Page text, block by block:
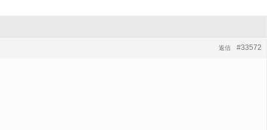
#33572
返信